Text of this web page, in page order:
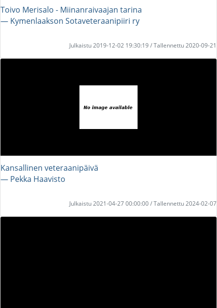
Toivo Merisalo - Miinanraivaajan tarina
― Kymenlaakson Sotaveteraanipiiri ry
Julkaistu 2019-12-02 19:30:19 / Tallennettu 2020-09-21
Kansallinen veteraanipäivä
― Pekka Haavisto
Julkaistu 2021-04-27 00:00:00 / Tallennettu 2024-02-07